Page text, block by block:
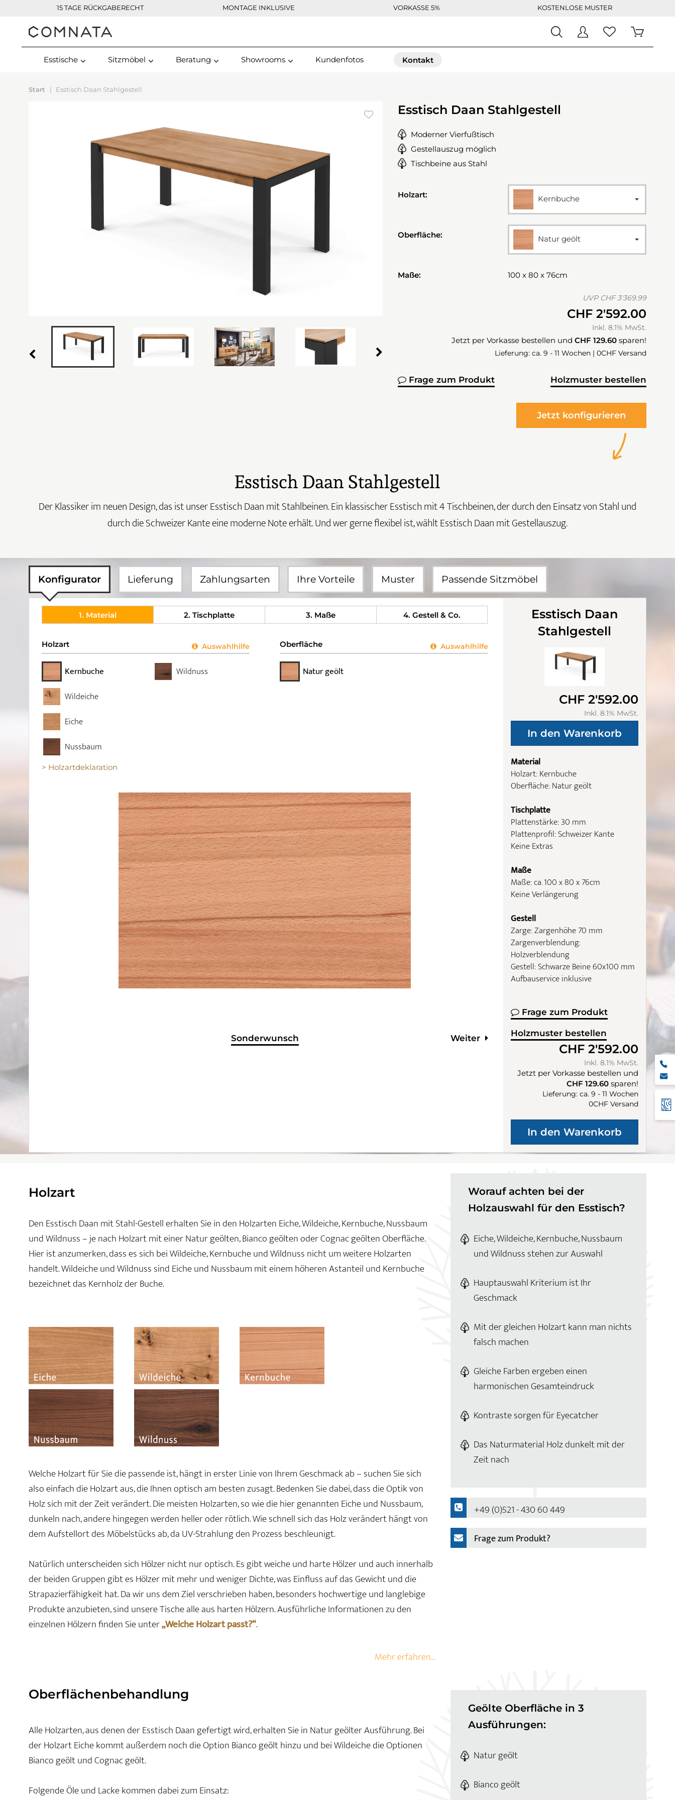
15 TAGE RÜCKGABERECHT MONTAGE INKLUSIVE VORKASSE 5% KOSTENLOSE MUSTER
Kontakt
Esstische Sitzmöbel Beratung Showrooms Kundenfotos Kontakt
Start Esstisch Daan Stahlgestell
Esstisch Daan Stahlgestell
Moderner Vierfußtisch
Gestellauszug möglich
Tischbeine aus Stahl
Holzart: Kernbuche
Oberfläche: Natur geölt
Maße: 100 x 80 x 76cm
UVP CHF 3'369.99
CHF 2'592.00
Inkl. 8.1% MwSt.
Jetzt per Vorkasse bestellen und CHF 129.60 sparen!
Lieferung: ca. 9 - 11 Wochen | 0CHF Versand
Holzmuster bestellen
Frage zum Produkt
Jetzt konfigurieren
Esstisch Daan Stahlgestell
Der Klassiker im neuen Design, das ist unser Esstisch Daan mit Stahlbeinen. Ein klassischer Esstisch mit 4 Tischbeinen, der durch den Einsatz von Stahl und
durch die Schweizer Kante eine moderne Note erhält. Und wer gerne flexibel ist, wählt Esstisch Daan mit Gestellauszug.
Konfigurator Lieferung Zahlungsarten Ihre Vorteile Muster Passende Sitzmöbel
1. Material 2. Tischplatte 3. Maße 4. Gestell & Co.
Holzart Auswahlhilfe
Kernbuche
Wildeiche
Eiche
Nussbaum
Wildnuss
Oberfläche Auswahlhilfe
Natur geölt
> Holzartdeklaration
Weiter
Sonderwunsch
Esstisch Daan
Stahlgestell
CHF 2'592.00
Inkl. 8.1% MwSt.
Material
Holzart: Kernbuche
Oberfläche: Natur geölt
Tischplatte
Plattenstärke: 30 mm
Plattenprofil: Schweizer Kante
Keine Extras
Maße
Maße: ca. 100 x 80 x 76cm
Keine Verlängerung
Gestell
Zarge: Zargenhöhe 70 mm
Zargenverblendung:
Holzverblendung
Gestell: Schwarze Beine 60x100 mm
Aufbauservice inklusive
Frage zum Produkt
Holzmuster bestellen
CHF 2'592.00
Inkl. 8.1% MwSt.
Jetzt per Vorkasse bestellen und
CHF 129.60 sparen!
Lieferung: ca. 9 - 11 Wochen
0CHF Versand
Holzart
Den Esstisch Daan mit Stahl-Gestell erhalten Sie in den Holzarten Eiche, Wildeiche, Kernbuche, Nussbaum
und Wildnuss – je nach Holzart mit einer Natur geölten, Bianco geölten oder Cognac geölten Oberfläche.
Hier ist anzumerken, dass es sich bei Wildeiche, Kernbuche und Wildnuss nicht um weitere Holzarten
handelt. Wildeiche und Wildnuss sind Eiche und Nussbaum mit einem höheren Astanteil und Kernbuche
bezeichnet das Kernholz der Buche.
Welche Holzart für Sie die passende ist, hängt in erster Linie von Ihrem Geschmack ab – suchen Sie sich
also einfach die Holzart aus, die Ihnen optisch am besten zusagt. Bedenken Sie dabei, dass die Optik von
Holz sich mit der Zeit verändert. Die meisten Holzarten, so wie die hier genannten Eiche und Nussbaum,
dunkeln nach, andere hingegen werden heller oder rötlich. Wie schnell sich das Holz verändert hängt von
dem Aufstellort des Möbelstücks ab, da UV-Strahlung den Prozess beschleunigt.
Natürlich unterscheiden sich Hölzer nicht nur optisch. Es gibt weiche und harte Hölzer und auch innerhalb
der beiden Gruppen gibt es Hölzer mit mehr und weniger Dichte, was Einfluss auf das Gewicht und die
Strapazierfähigkeit hat. Da wir uns dem Ziel verschrieben haben, besonders hochwertige und langlebige
Produkte anzubieten, sind unsere Tische alle aus harten Hölzern. Ausführliche Informationen zu den
einzelnen Hölzern finden Sie unter„Welche Holzart passt?“.
Mehr erfahren...
Worauf achten bei der
Holzauswahl für den Esstisch?
Eiche, Wildeiche, Kernbuche, Nussbaum
und Wildnuss stehen zur Auswahl
Hauptauswahl Kriterium ist Ihr
Geschmack
Mit der gleichen Holzart kann man nichts
falsch machen
Gleiche Farben ergeben einen
harmonischen Gesamteindruck
Kontraste sorgen für Eyecatcher
Das Naturmaterial Holz dunkelt mit der
Zeit nach
+49 (0)521 - 430 60 449
Frage zum Produkt?
Oberflächenbehandlung
Alle Holzarten, aus denen der Esstisch Daan gefertigt wird, erhalten Sie in Natur geölter Ausführung. Bei
der Holzart Eiche kommt außerdem noch die Option Bianco geölt hinzu und bei Wildeiche die Optionen
Bianco geölt und Cognac geölt.
Folgende Öle und Lacke kommen dabei zum Einsatz:
Geölte Oberfläche in 3
Ausführungen:
Natur geölt
Bianco geölt